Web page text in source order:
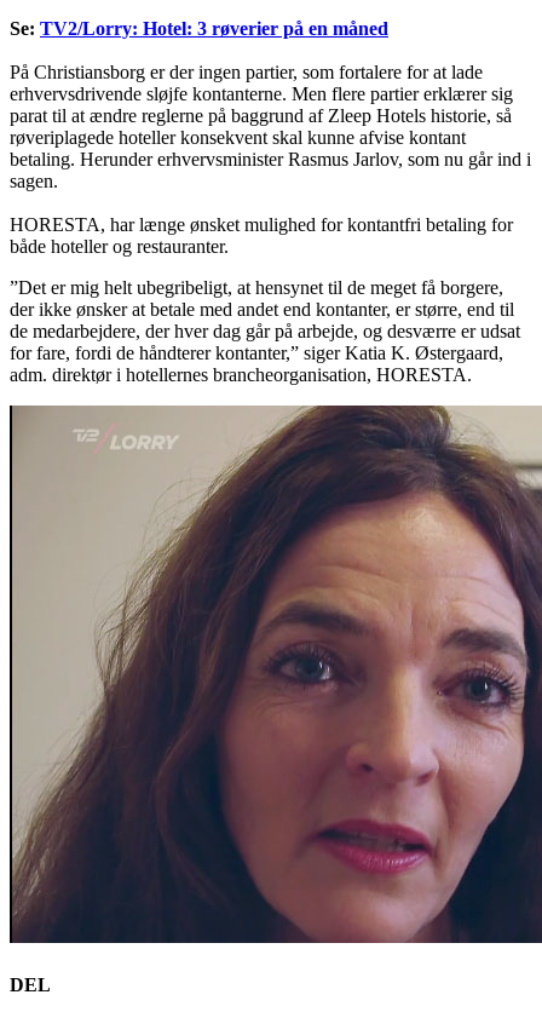
Se: TV2/Lorry: Hotel: 3 røverier på en måned
På Christiansborg er der ingen partier, som fortalere for at lade
erhvervsdrivende sløjfe kontanterne. Men flere partier erklærer sig
parat til at ændre reglerne på baggrund af Zleep Hotels historie, så
røveriplagede hoteller konsekvent skal kunne afvise kontant
betaling. Herunder erhvervsminister Rasmus Jarlov, som nu går ind i
sagen.
HORESTA, har længe ønsket mulighed for kontantfri betaling for
både hoteller og restauranter.
”Det er mig helt ubegribeligt, at hensynet til de meget få borgere,
der ikke ønsker at betale med andet end kontanter, er større, end til
de medarbejdere, der hver dag går på arbejde, og desværre er udsat
for fare, fordi de håndterer kontanter,” siger Katia K. Østergaard,
adm. direktør i hotellernes brancheorganisation, HORESTA.
DEL